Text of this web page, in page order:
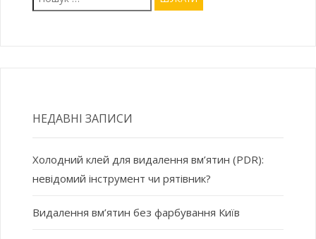
НЕДАВНІ ЗАПИСИ
Холодний клей для видалення вм’ятин (PDR):
невідомий інструмент чи рятівник?
Видалення вм’ятин без фарбування Київ